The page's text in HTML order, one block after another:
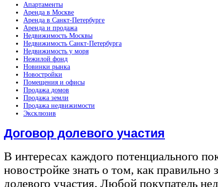
Апартаменты
Аренда в Москве
Аренда в Санкт-Петербурге
Аренда и продажа
Недвижимость Москвы
Недвижимость Санкт-Петербурга
Недвижимость у моря
Нежилой фонд
Новинки рынка
Новостройки
Помещения и офисы
Продажа домов
Продажа земли
Продажа недвижимости
Эксклюзив
Договор долевого участия
В интересах каждого потенциального
новостройке знать о том, как правильно
долевого участия. Любой покупатель